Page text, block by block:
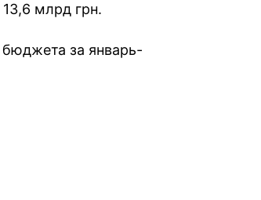
млрд грн.
бюджета за январь-